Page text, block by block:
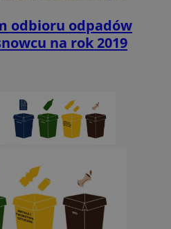
odbioru odpadów
na rok 2019